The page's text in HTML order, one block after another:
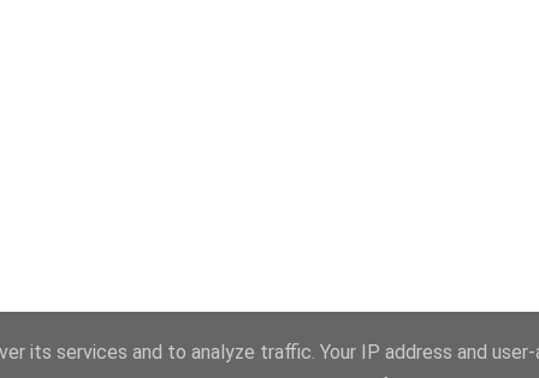
its services and to analyze traffic. Your IP address and